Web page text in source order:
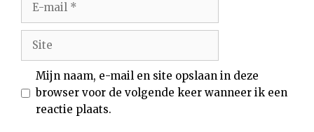
Site
Mijn naam, e-mail en site opslaan in deze
browser voor de volgende keer wanneer ik een
reactie plaats.